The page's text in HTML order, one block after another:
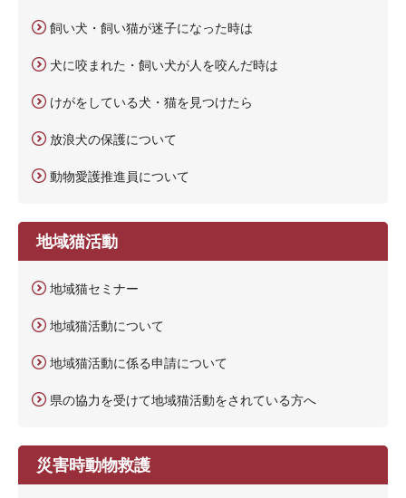
飼い犬・飼い猫が迷子になった時は
犬に咬まれた・飼い犬が人を咬んだ時は
けがをしている犬・猫を見つけたら
放浪犬の保護について
動物愛護推進員について
地域猫活動
地域猫セミナー
地域猫活動について
地域猫活動に係る申請について
県の協力を受けて地域猫活動をされている方へ
災害時動物救護